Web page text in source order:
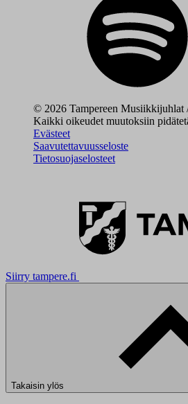
© 2026 Tampereen Musiikkijuhlat
Kaikki oikeudet muutoksiin
Evästeet
Saavutettavuusseloste
Tietosuojaselosteet
Siirry tampere.fi
Takaisin ylös